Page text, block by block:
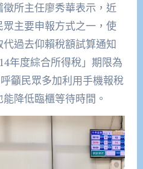
所主任廖秀華表示，近
主要申報方式之一，使
過去仰賴稅額試算通知
年度綜合所得稅」期限為
籲民眾多加利用手機報稅
降低臨櫃等待時間。